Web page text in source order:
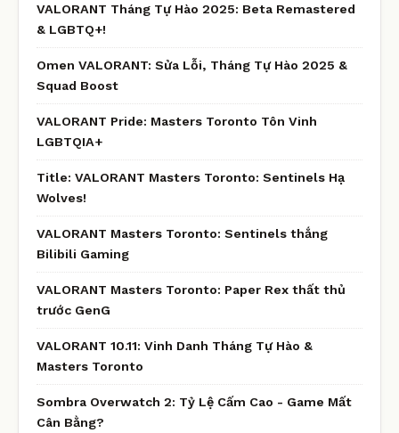
VALORANT Tháng Tự Hào 2025: Beta Remastered
& LGBTQ+!
Omen VALORANT: Sửa Lỗi, Tháng Tự Hào 2025 &
Squad Boost
VALORANT Pride: Masters Toronto Tôn Vinh
LGBTQIA+
Title: VALORANT Masters Toronto: Sentinels Hạ
Wolves!
VALORANT Masters Toronto: Sentinels thắng
Bilibili Gaming
VALORANT Masters Toronto: Paper Rex thất thủ
trước GenG
VALORANT 10.11: Vinh Danh Tháng Tự Hào &
Masters Toronto
Sombra Overwatch 2: Tỷ Lệ Cấm Cao - Game Mất
Cân Bằng?